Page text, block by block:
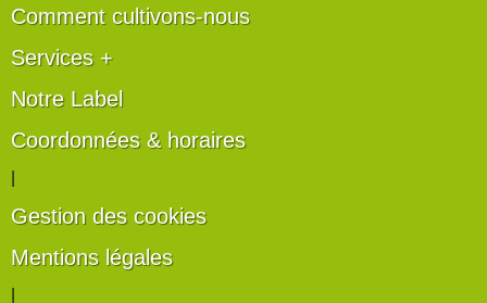
Comment cultivons-nous
Services +
Notre Label
Coordonnées & horaires
Gestion des cookies
Mentions légales